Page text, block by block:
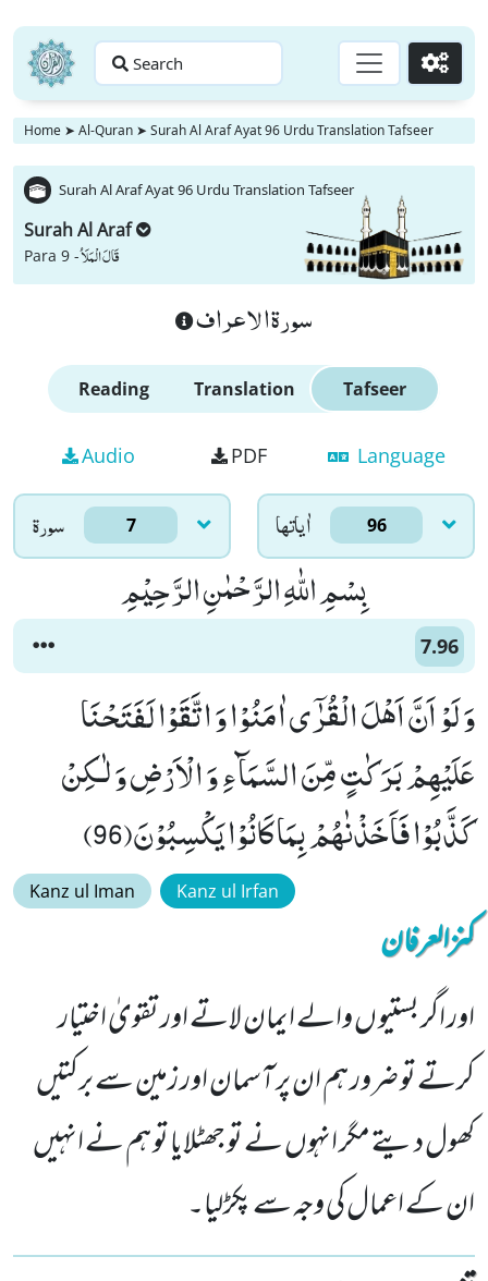
Search Go
Home ➤ Al-Quran ➤ Surah Al Araf Ayat 96 Urdu Translation Tafseer
Surah Al Araf Ayat 96 Urdu Translation Tafseer
Surah Al Araf
Para 9 -قَالَ الْمَلَاُ
سورة الاعراف
Reading Translation Tafseer
Audio PDF Language
سورۃ 7 اٰياتها 96
بِسْمِ اللّٰهِ الرَّحْمٰنِ الرَّحِیْمِ
7.96
وَ لَوْ اَنَّ اَهْلَ الْقُرٰۤى اٰمَنُوْا وَ اتَّقَوْا لَفَتَحْنَا
عَلَیْهِمْ بَرَكٰتٍ مِّنَ السَّمَآءِ وَ الْاَرْضِ وَ لٰـكِنْ
كَذَّبُوْا فَاَخَذْنٰهُمْ بِمَا كَانُوْا یَكْسِبُوْنَ(96)
Kanz ul Iman Kanz ul Irfan
کنزالعرفان
اور اگر بستیو ں والے ایمان لاتے اور تقویٰ اختیار
کرتے تو ضرور ہم ان پر آسمان اور زمین سے برکتیں
کھول دیتے مگر انہوں نے تو جھٹلایا تو ہم نے انہیں
ان کے اعمال کی وجہ سے پکڑلیا۔